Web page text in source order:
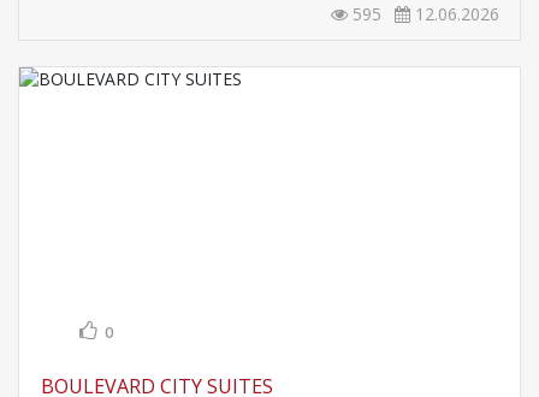
595 12.06.2026
0
BOULEVARD CITY SUITES